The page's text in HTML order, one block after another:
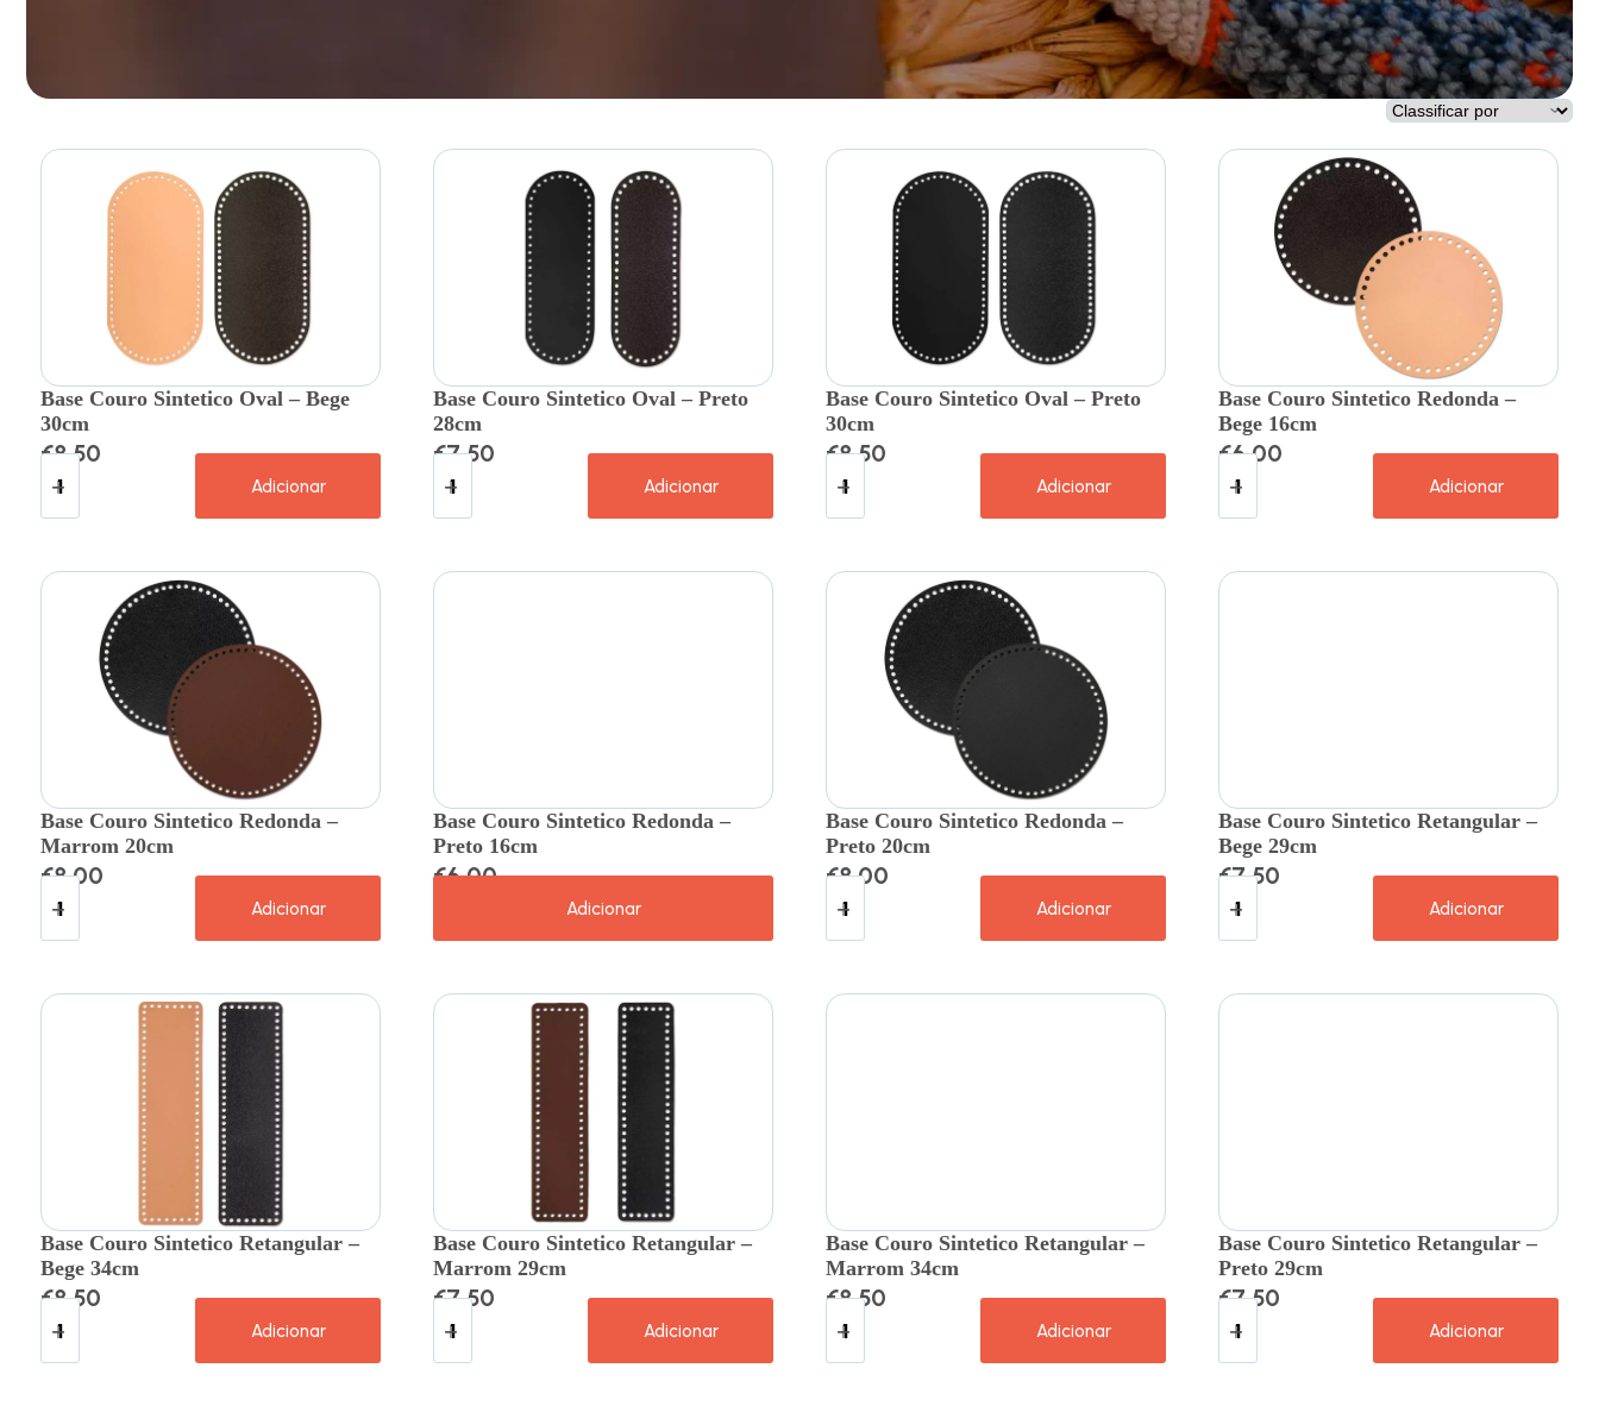
Base Couro Sintetico Oval – Bege
30cm
€8.50
Adicionar
Base Couro Sintetico Oval – Preto
28cm
€7.50
Adicionar
Base Couro Sintetico Oval – Preto
30cm
€8.50
Adicionar
Base Couro Sintetico Redonda –
Bege 16cm
€6.00
Adicionar
Base Couro Sintetico Redonda –
Marrom 20cm
€8.00
Adicionar
Base Couro Sintetico Redonda –
Preto 16cm
€6.00
Adicionar
Base Couro Sintetico Redonda –
Preto 20cm
€8.00
Adicionar
Base Couro Sintetico Retangular –
Bege 29cm
€7.50
Adicionar
Base Couro Sintetico Retangular –
Bege 34cm
€8.50
Adicionar
Base Couro Sintetico Retangular –
Marrom 29cm
€7.50
Adicionar
Base Couro Sintetico Retangular –
Marrom 34cm
€8.50
Adicionar
Base Couro Sintetico Retangular –
Preto 29cm
€7.50
Adicionar